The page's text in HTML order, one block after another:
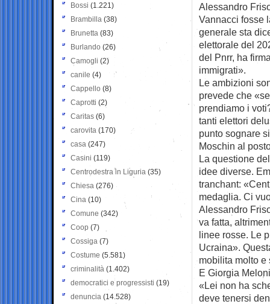
Alessandro
Vannacci fosse
generale sta
elettorale del
del Pnrr, ha
immigrati».
Le ambizioni
prevede che
prendiamo i
tanti elettori
punto sognare
Moschin al
La questione
idee diverse.
tranchant:
medaglia. Ci
Alessandro
va fatta,
linee rosse. Le
Ucraina».
mobilita molto e
E Giorgia
«Lei non ha
deve tenersi
Bossi (1.221)
Brambilla (38)
Brunetta (83)
Burlando (26)
Camogli (2)
canile (4)
Cappello (8)
Caprotti (2)
Caritas (6)
carovita (170)
casa (247)
Casini (119)
Centrodestra in Liguria (35)
Chiesa (276)
Cina (10)
Comune (342)
Coop (7)
Cossiga (7)
Costume (5.581)
criminalità (1.402)
democratici e progressisti (19)
denuncia (14.528)